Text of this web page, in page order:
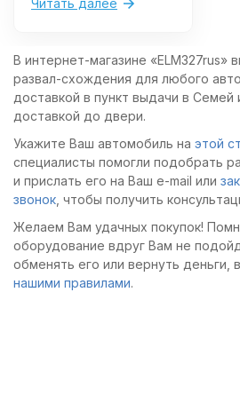
процедуру развал
достижения
определенного
значения пробега и в
случае нарушения
вызванного наездом
на яму, попаданием в
ДТП.
Читать далее
В интернет-магазине «ELM327rus»
развал-схождения для любого
доставкой в пункт выдачи в Семей
доставкой до двери.
Укажите Ваш автомобиль на этой
специалисты помогли подобрать
и прислать его на Ваш e-mail или
звонок , чтобы получить
Желаем Вам удачных покупок!
оборудование вдруг Вам не
обменять его или вернуть деньги,
нашими правилами.